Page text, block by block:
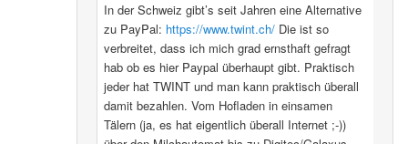
In der Schweiz gibt’s seit Jahren eine Alternative
zu PayPal: https://www.twint.ch/Die ist so
verbreitet, dass ich mich grad ernsthaft gefragt
hab ob es hier Paypal überhaupt gibt. Praktisch
jeder hat TWINT und man kann praktisch überall
damit bezahlen. Vom Hofladen in einsamen
Tälern (ja, es hat eigentlich überall Internet ;-))